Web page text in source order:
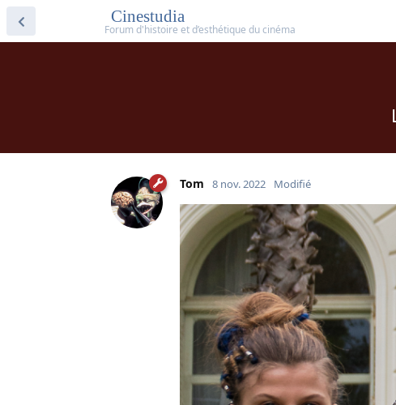
Cinestudia
Tom 8 nov. 2022 Modifié